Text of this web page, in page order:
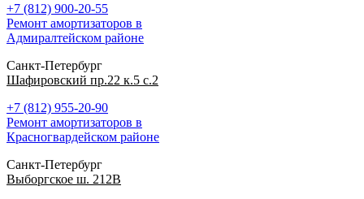
+7 (812) 900-20-55
Ремонт амортизаторов в
Адмиралтейском районе
Санкт-Петербург
Шафировский пр.22 к.5 с.2
+7 (812) 955-20-90
Ремонт амортизаторов в
Красногвардейском районе
Санкт-Петербург
Выборгское ш. 212В